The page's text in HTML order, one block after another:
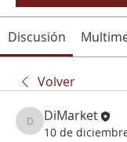
Discusión
Volver
DiMarket
DiMarket
10 de